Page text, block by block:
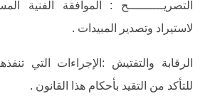
التصريــــــــــح : الموافقة الفنية
لاستيراد وتصدير المبيدات .
الرقابة والتفتيش :الإجراءات التي
للتأكد من التقيد بأحكام هذا القانون .